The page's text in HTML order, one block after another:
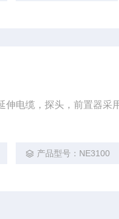
伸电缆，探头，前置器采
产品型号：NE3100